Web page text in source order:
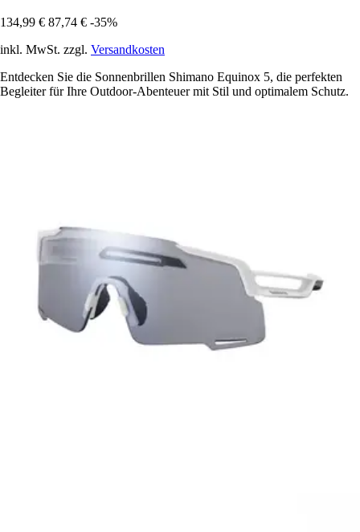
134,99 € 87,74 € -35%
inkl. MwSt. zzgl. Versandkosten
Entdecken Sie die Sonnenbrillen Shimano Equinox 5, die perfekten
Begleiter für Ihre Outdoor-Abenteuer mit Stil und optimalem Schutz.